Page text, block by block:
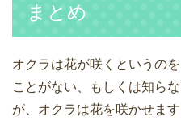
まとめ
オクラは花が咲くというの
ことがない、もしくは知ら
が、オクラは花を咲かせます